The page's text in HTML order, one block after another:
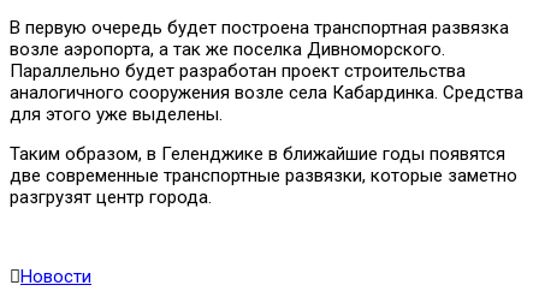
В первую очередь будет построена транспортная развязка
возле аэропорта, а так же поселка Дивноморского.
Параллельно будет разработан проект строительства
аналогичного сооружения возле села Кабардинка. Средства
для этого уже выделены.
Таким образом, в Геленджике в ближайшие годы появятся
две современные транспортные развязки, которые заметно
разгрузят центр города.
Новости